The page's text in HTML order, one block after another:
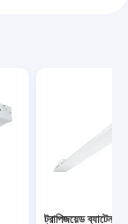
ট্রাপিজয়েড ব্যাটেন